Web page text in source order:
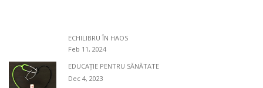
ECHILIBRU ÎN HAOS
Feb 11, 2024
EDUCAȚIE PENTRU SĂNĂTATE
Dec 4, 2023